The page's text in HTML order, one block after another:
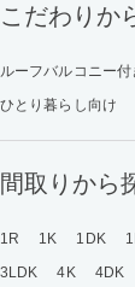
こだわりか
ルーフバルコニー付
ひとり暮らし向け
間取りから
1R 1K 1DK
3LDK
4K 4DK